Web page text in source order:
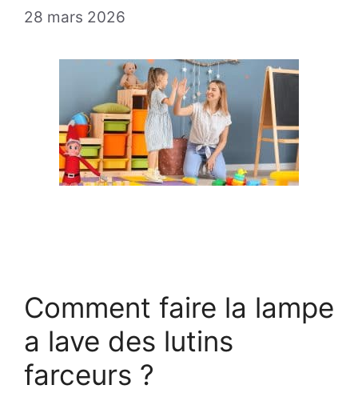
28 mars 2026
Comment faire la lampe
a lave des lutins
farceurs ?